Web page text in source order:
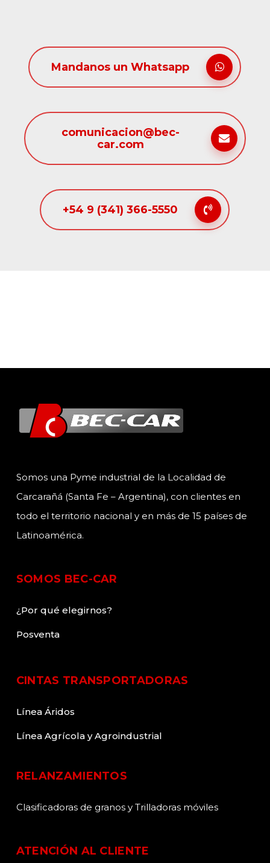
Mandanos un Whatsapp
comunicacion@bec-
car.com
+54 9 (341) 366-5550
Somos una Pyme industrial de la Localidad de
Carcarañá (Santa Fe – Argentina), con clientes en
todo el territorio nacional y en más de 15 países de
Latinoamérica.
SOMOS BEC-CAR
¿Por qué elegirnos?
Posventa
CINTAS TRANSPORTADORAS
Línea Áridos
Línea Agrícola y Agroindustrial
RELANZAMIENTOS
Clasificadoras de granos y Trilladoras móviles
ATENCIÓN AL CLIENTE